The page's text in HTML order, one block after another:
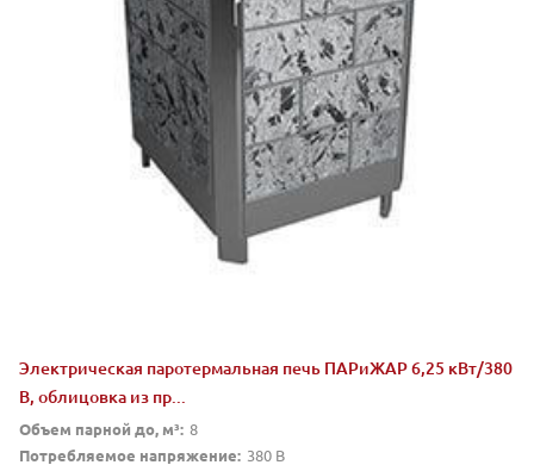
Электрическая паротермальная печь ПАРиЖАР 6,25 кВт/380
В, облицовка из пр...
Объем парной до, м³: 8
Потребляемое напряжение: 380 В